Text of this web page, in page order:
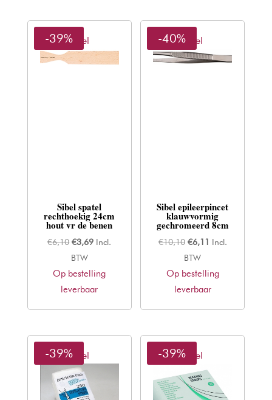
Sibel
-39%
Sibel spatel
rechthoekig 24cm
hout vr de benen
€6,10 Oorspronkelijke
prijs
was:
€6,10.
€3,69Huidige
is:
€3,69.
Incl.
BTW
Op bestelling
leverbaar
Sibel
-40%
Sibel epileerpincet
klauwvormig
gechromeerd 8cm
€10,10 Oorspronkelijke
prijs
was:
€10,10.
€6,11 Huidige
is:
€6,11.
Incl.
BTW
Op bestelling
leverbaar
Sibel
-39% Sibel
-39%